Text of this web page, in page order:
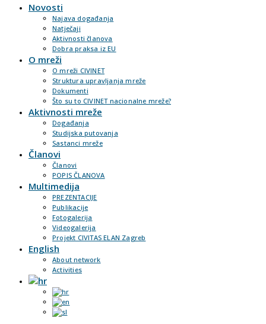
Novosti
Najava događanja
Natječaji
Aktivnosti članova
Dobra praksa iz EU
O mreži
O mreži CIVINET
Struktura upravljanja mreže
Dokumenti
Što su to CIVINET nacionalne mreže?
Aktivnosti mreže
Događanja
Studijska putovanja
Sastanci mreže
Članovi
Članovi
POPIS ČLANOVA
Multimedija
PREZENTACIJE
Publikacije
Fotogalerija
Videogalerija
Projekt CIVITAS ELAN Zagreb
English
About network
Activities